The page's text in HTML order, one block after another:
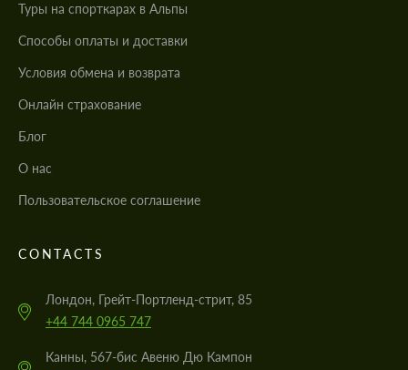
Туры на спорткарах в Альпы
Cпособы оплаты и доставки
Условия обмена и возврата
Онлайн страхование
Блог
О нас
Пользовательское соглашение
CONTACTS
Лондон, Грейт-Портленд-стрит, 85
+44 744 0965 747
Канны, 567-бис Авеню Дю Кампон